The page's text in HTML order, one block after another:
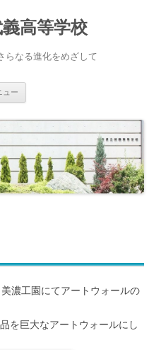
高等学校
らなる進化をめざして
ュー
へ
ス
キ
ッ
プ
濃工園にてアートウォールの
を巨大なアートウォールにし